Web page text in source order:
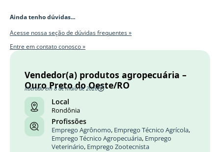
Ainda tenho dúvidas...
Acesse nossa seção de dúvidas frequentes »
Entre em contato conosco »
Vendedor(a) produtos agropecuária –
Ouro Preto do Oeste/RO
liberado em 8 de maio de 2026
Local
Rondônia
Profissões
Emprego Agrônomo, Emprego Técnico Agrícola,
Emprego Técnico Agropecuária, Emprego
Veterinário, Emprego Zootecnista